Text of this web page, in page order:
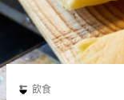
飲食